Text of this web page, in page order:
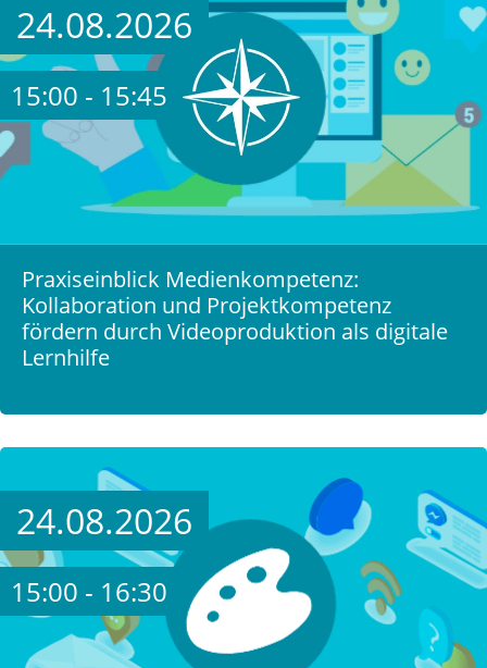
24.08.2026
15:00 - 15:45
Praxiseinblick Medienkompetenz:
Kollaboration und Projektkompetenz
fördern durch Videoproduktion als digitale
Lernhilfe
24.08.2026
15:00 - 16:30